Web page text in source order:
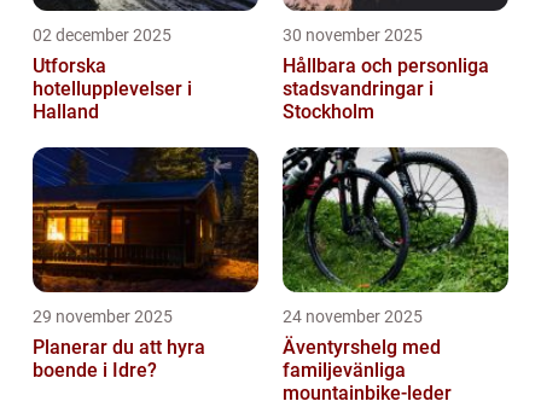
02 december 2025
Utforska
hotellupplevelser i
Halland
30 november 2025
Hållbara och personliga
stadsvandringar i
Stockholm
29 november 2025
Planerar du att hyra
boende i Idre?
24 november 2025
Äventyrshelg med
familjevänliga
mountainbike-leder